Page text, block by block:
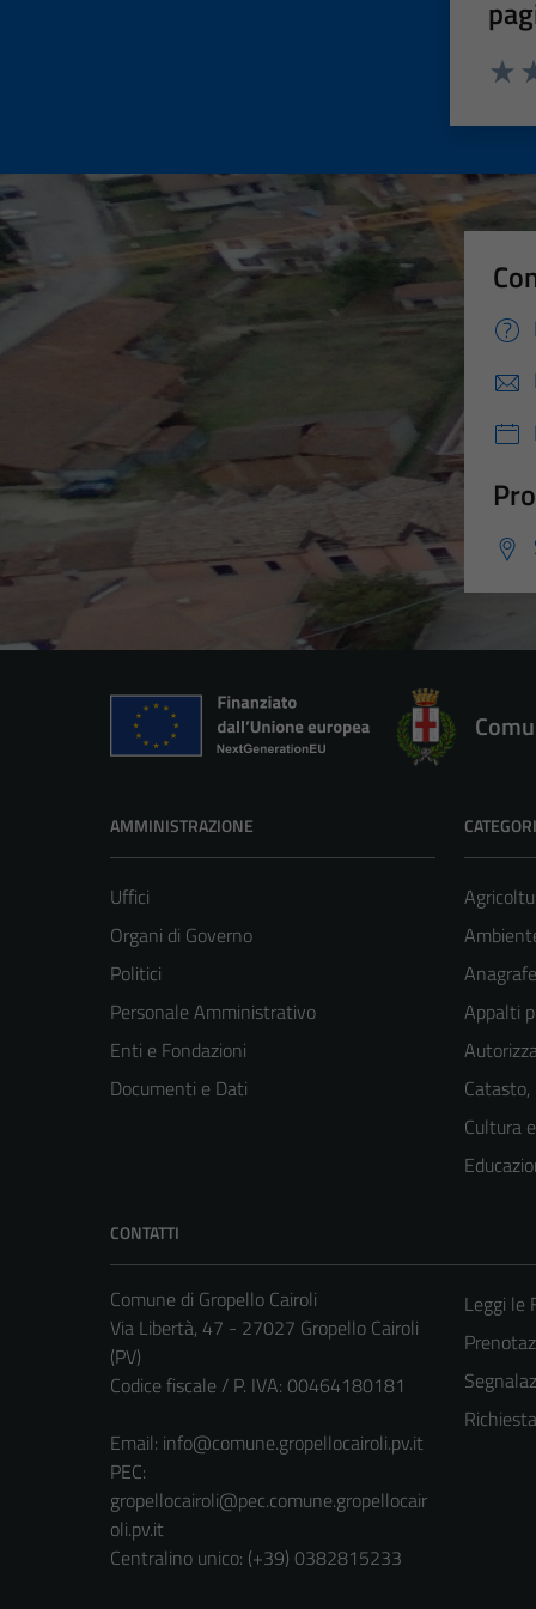
AMMINISTRAZIONE
Uffici
Organi di Governo
Politici
Personale Amministrativo
Enti e Fondazioni
Documenti e Dati
Appalti
Cultura
CONTATTI
Comune di Gropello Cairoli
Via Libertà, 47 - 27027 Gropello Cairoli
(PV)
Codice fiscale / P. IVA: 00464180181
Email: info@comune.gropellocairoli.pv.it
PEC:
gropellocairoli@pec.comune.gropellocair
oli.pv.it
Centralino unico: (+39) 0382815233
Leggi le